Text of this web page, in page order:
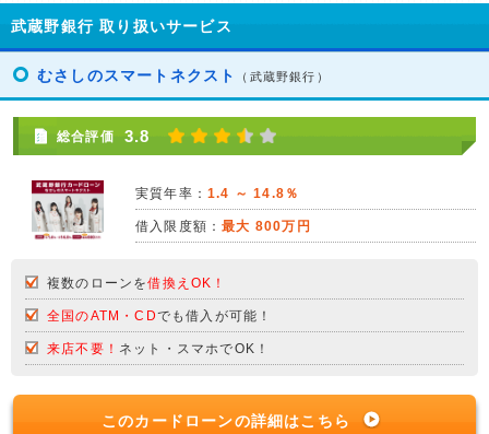
武蔵野銀行 取り扱いサービス
むさしのスマートネクスト （武蔵野銀行）
総合評価 3.8
実質年率： 1.4 ～ 14.8％
借入限度額：最大 800万円
複数のローンを借換えOK！
全国のATM・CDでも借入が可能！
来店不要！ ネット・スマホでOK！
このカードローンの詳細はこちら